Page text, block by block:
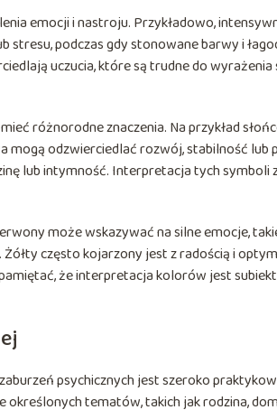
emocji i nastroju. Przykładowo,
podczas gdy stonowane barwy i
uczucia, które są trudne do wyrażenia
różnorodne znaczenia. Na przykład
mogą odzwierciedlać rozwój, stabilność lub
lub intymność. Interpretacja tych symboli
może wskazywać na silne emocje,
często kojarzony jest z radością i
że interpretacja kolorów jest
psychicznych jest szeroko
tematów, takich jak rodzina,